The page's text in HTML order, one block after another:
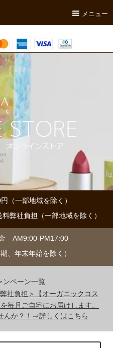
メニュー
（一部地域を除く）
弊社負担（一部地域を除く）
AM9:00-PM17:00
、年末年始を除く）
ンペーン一覧
社負担＞【オーガニックコス
毎月ご自宅にお届けします。
んか？！⇒詳しくはこちら